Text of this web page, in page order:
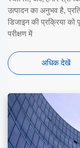
उत्पादन का अनुभव है,
डिजाइन की प्रक्रिया
परीक्षण में
अधिक देखें